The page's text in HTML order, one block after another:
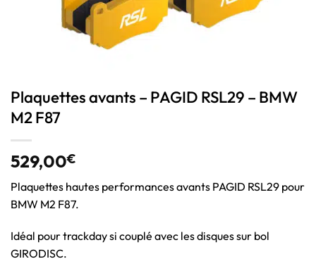
Plaquettes avants – PAGID RSL29 – BMW
M2 F87
529,00€
Plaquettes hautes performances avants PAGID RSL29 pour
BMW M2 F87.
Idéal pour trackday si couplé avec les disques sur bol
GIRODISC.